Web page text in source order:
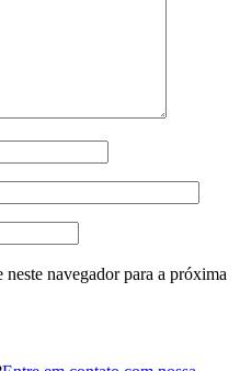
navegador para a próxima